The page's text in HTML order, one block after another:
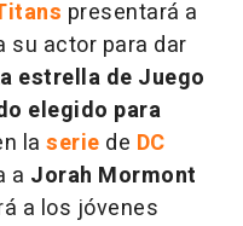
presentará a
su actor para dar
estrella de Juego
elegido para
la serie de DC
a Jorah Mormont
a los jóvenes